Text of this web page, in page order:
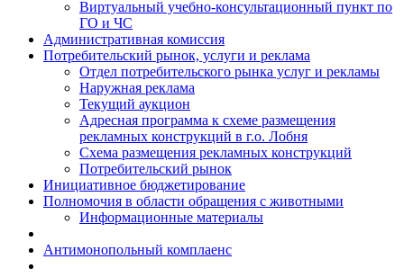
Виртуальный учебно-консультационный пункт по
ГО и ЧС
Административная комиссия
Потребительский рынок, услуги и реклама
Отдел потребительского рынка услуг и рекламы
Наружная реклама
Текущий аукцион
Адресная программа к схеме размещения
рекламных конструкций в г.о. Лобня
Схема размещения рекламных конструкций
Потребительский рынок
Инициативное бюджетирование
Полномочия в области обращения с животными
Информационные материалы
Антимонопольный комплаенс